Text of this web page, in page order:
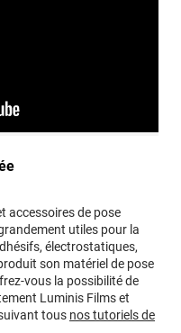
accessoires de pose
utiles pour la
électrostatiques,
son matériel de pose
vous la possibilité de
Luminis Films et
tous nos tutoriels de